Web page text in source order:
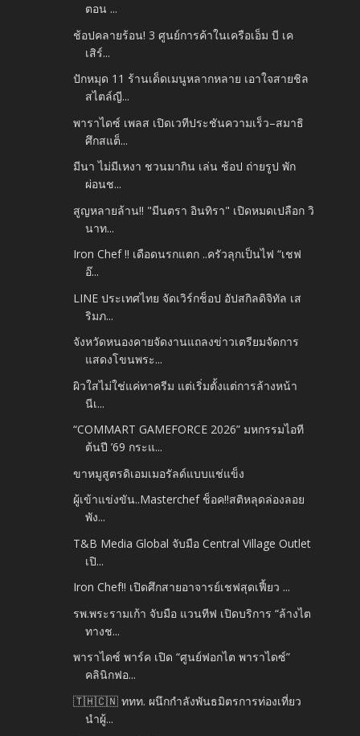
ตอน ...
ช้อปคลายร้อน! 3 ศูนย์การค้าในเครือเอ็ม บี เค
เสิร์...
ปักหมุด 11 ร้านเด็ดเมนูหลากหลาย เอาใจสายชิล
สไตล์ญี...
พาราไดซ์ เพลส เปิดเวทีประชันความเร็ว–สมาธิ
ศึกสแต็...
มีนา ไม่มีเหงา ชวนมากิน เล่น ช้อป ถ่ายรูป พัก
ผ่อนช...
สูญหลายล้าน!! "มีนตรา อินทิรา" เปิดหมดเปลือก วิ
นาท...
Iron Chef !! เดือดนรกแตก ..ครัวลุกเป็นไฟ “เชฟ
อ๊...
LINE ประเทศไทย จัดเวิร์กช็อป อัปสกิลดิจิทัล เส
ริมภ...
จังหวัดหนองคายจัดงานแถลงข่าวเตรียมจัดการ
แสดงโขนพระ...
ผิวใสไม่ใช่แค่ทาครีม แต่เริ่มตั้งแต่การล้างหน้า
นีเ...
“COMMART GAMEFORCE 2026” มหกรรมไอที
ต้นปี ’69 กระแ...
ขาหมูสูตรดิเอมเมอรัลด์แบบแช่แข็ง
ผู้เข้าแข่งขัน..Masterchef ช็อค!!สติหลุดล่องลอย
พัง...
T&B Media Global จับมือ Central Village Outlet
เปิ...
Iron Chef!! เปิดศึกสายอาจารย์เชฟสุดเฟี้ยว ...
รพ.พระรามเก้า จับมือ แวนทีฟ เปิดบริการ “ล้างไต
ทางช...
พาราไดซ์ พาร์ค เปิด “ศูนย์ฟอกไต พาราไดซ์”
คลินิกฟอ...
🇹🇭🇨🇳 ททท. ผนึกกำลังพันธมิตรการท่องเที่ยว
นำผู้...